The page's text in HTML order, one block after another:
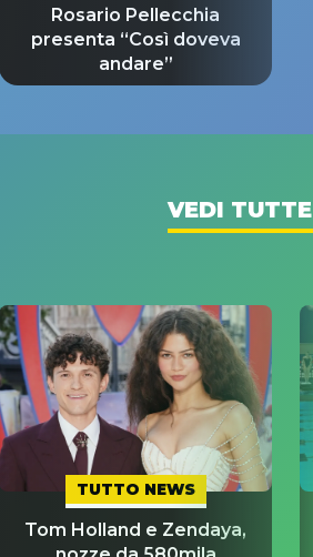
Rosario Pellecchia
presenta “Così doveva
andare”
VEDI TUTTE
TUTTO NEWS
Tom Holland e Zendaya,